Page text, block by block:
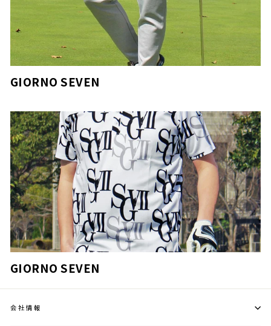
GIORNO SEVEN
GIORNO SEVEN
会社情報